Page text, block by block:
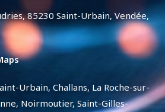
85230 Saint-Urbain, Vendée,
Urbain, Challans, La Roche-sur-
Noirmoutier, Saint-Gilles-